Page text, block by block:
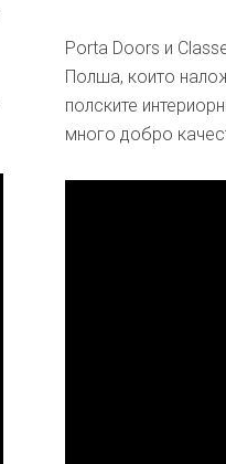
Porta Doors и
Полша, които
полските
много добро